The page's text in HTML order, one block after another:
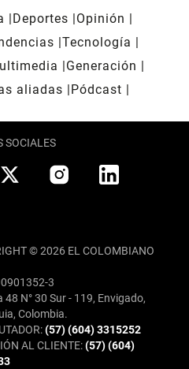
Deportes
Opinión
Tecnología
Generación
aliadas
Pódcast
SOCIALES
© 2026 EL COLOMBIANO
3
48 N° 30 Sur - 119, Envigado,
Colombia.
(57) (604) 3315252
AL CLIENTE:(57) (604)